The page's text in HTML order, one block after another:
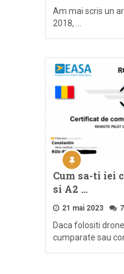
Am mai scris un
2018, …
Cum sa-ti iei
si A2 …
21 mai 2023 7
Daca folositi
cumparate sau